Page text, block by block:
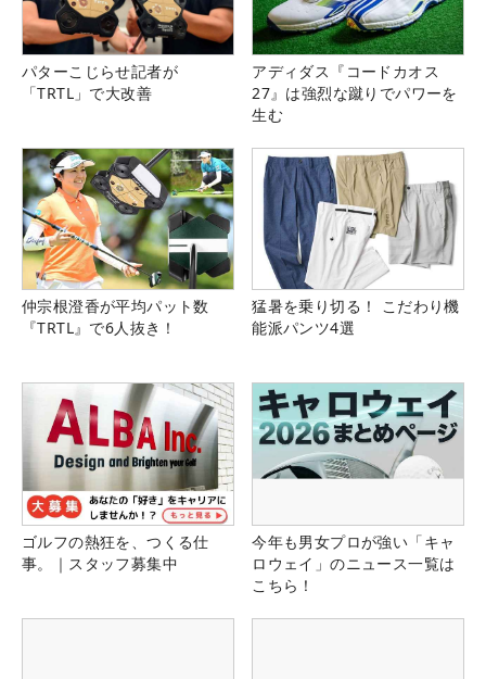
パターこじらせ記者が
「TRTL」で大改善
アディダス『コードカオス
27』は強烈な蹴りでパワーを
生む
仲宗根澄香が平均パット数
『TRTL』で6人抜き！
猛暑を乗り切る！ こだわり機
能派パンツ4選
ゴルフの熱狂を、つくる仕
事。｜スタッフ募集中
今年も男女プロが強い「キャ
ロウェイ」のニュース一覧は
こちら！